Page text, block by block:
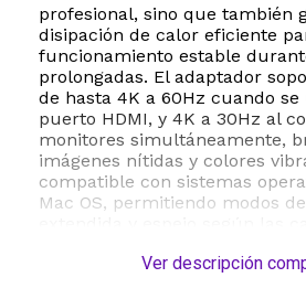
profesional, sino que también
disipación de calor eficiente
funcionamiento estable
prolongadas. El adaptador
de hasta 4K a 60Hz cuando
puerto HDMI, y 4K a 30Hz al
monitores simultáneamente,
imágenes nítidas y colores
compatible con sistemas
Mac OS, permitiendo modos
ideal para llevar en el maletín
Ver descripción